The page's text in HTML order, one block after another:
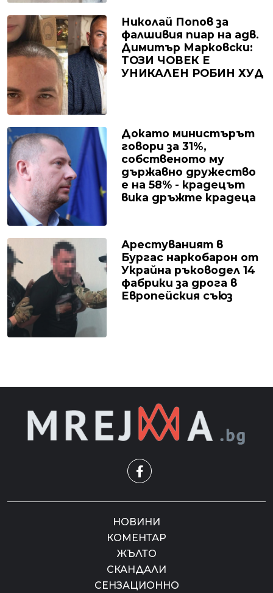
Николай Попов за
фалшивия пиар на адв.
Димитър Марковски:
ТОЗИ ЧОВЕК Е
УНИКАЛЕН РОБИН ХУД
Докато министърът
говори за 31%,
собственото му
държавно дружество
е на 58% - крадецът
вика дръжте крадеца
Арестуваният в
Бургас наркобарон от
Украйна ръководел 14
фабрики за дрога в
Европейския съюз
НОВИНИ
КОМЕНТАР
ЖЪЛТО
СКАНДАЛИ
СЕНЗАЦИОННО